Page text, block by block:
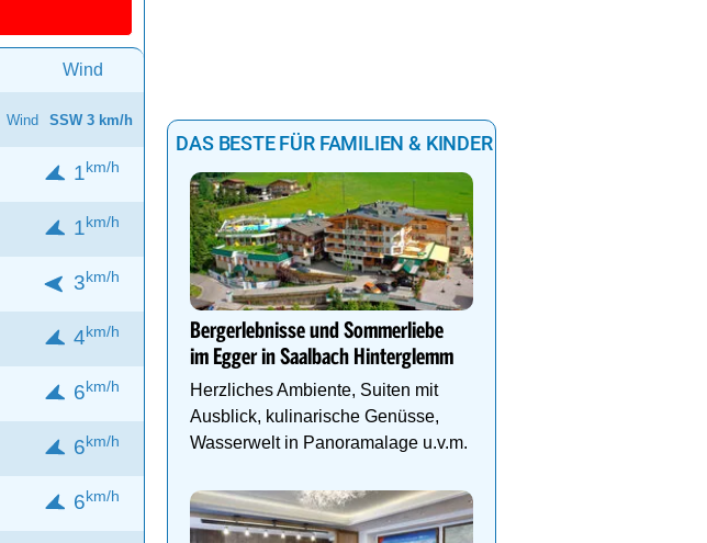
Wind
Wind SSW 3 km/h
1km/h
1km/h
3km/h
4km/h
6km/h
6km/h
6km/h
DAS BESTE FÜR FAMILIEN & KINDER
Bergerlebnisse und Sommerliebe
im Egger in Saalbach Hinterglemm
Herzliches Ambiente, Suiten mit
Ausblick, kulinarische Genüsse,
Wasserwelt in Panoramalage u.v.m.